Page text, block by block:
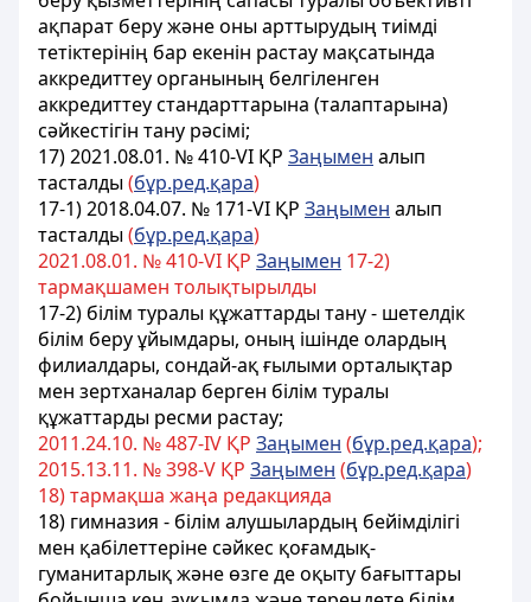
ақпарат беру және оны арттырудың тиімді
тетіктерінің бар екенін растау мақсатында
аккредиттеу органының белгіленген
аккредиттеу стандарттарына (талаптарына)
сәйкестігін тану рәсімі;
17) 2021.08.01. № 410-VI ҚР Заңымен алып
тасталды(бұр.ред.қара)
17-1) 2018.04.07. № 171-VІ ҚР Заңымен алып
тасталды(бұр.ред.қара)
2021.08.01. № 410-VI ҚР Заңымен 17-2)
тармақшамен толықтырылды
17-2) білім туралы құжаттарды тану - шетелдік
білім беру ұйымдары, оның ішінде олардың
филиалдары, сондай-ақ ғылыми орталықтар
мен зертханалар берген білім туралы
құжаттарды ресми растау;
2011.24.10. № 487-ІV ҚР Заңымен (бұр.ред.қара);
2015.13.11. № 398-V ҚР Заңымен (бұр.ред.қара)
18) тармақша жаңа редакцияда
18) гимназия - білім алушылардың бейімділігі
мен қабілеттеріне сәйкес қоғамдық-
гуманитарлық және өзге де оқыту бағыттары